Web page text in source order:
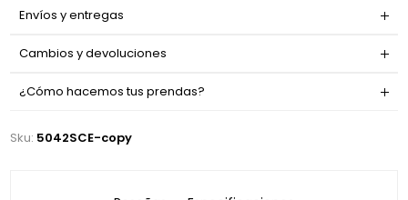
Envíos y entregas
Cambios y devoluciones
¿Cómo hacemos tus prendas?
Sku: 5042SCE-copy